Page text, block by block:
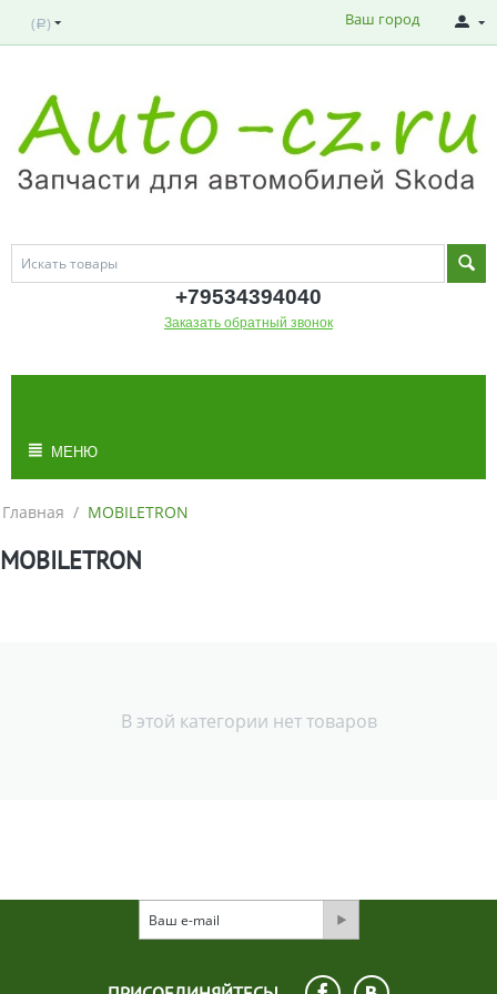
( Р ) Ваш город
+79534394040
Заказать обратный звонок
МЕНЮ
Главная / MOBILETRON
MOBILETRON
В этой категории нет товаров